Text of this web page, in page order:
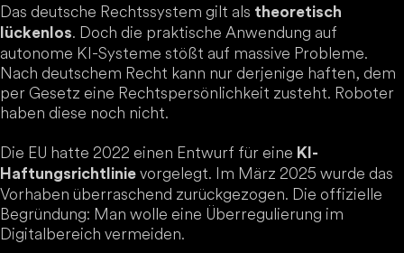
Das deutsche Rechtssystem gilt als theoretisch
lückenlos. Doch die praktische Anwendung auf
autonome KI-Systeme stößt auf massive Probleme.
Nach deutschem Recht kann nur derjenige haften, dem
per Gesetz eine Rechtspersönlichkeit zusteht. Roboter
haben diese noch nicht.
Die EU hatte 2022 einen Entwurf für eine KI-
Haftungsrichtlinie vorgelegt. Im März 2025 wurde das
Vorhaben überraschend zurückgezogen. Die offizielle
Begründung: Man wolle eine Überregulierung im
Digitalbereich vermeiden.